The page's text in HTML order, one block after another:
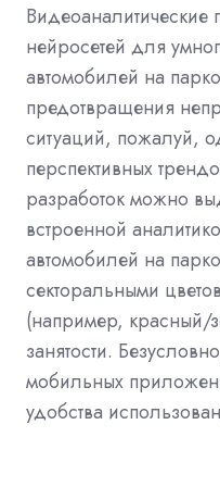
нейросетей для
автомобилей на
предотвращения
ситуаций, пожалуй,
перспективных
разработок можно
встроенной
автомобилей на
секторальными
(например, красный/
занятости.
мобильных
удобства